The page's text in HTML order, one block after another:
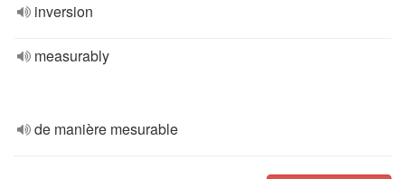
inversion
measurably
de manière mesurable